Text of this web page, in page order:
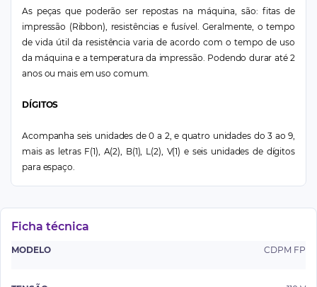
As peças que poderão ser repostas na máquina, são: fitas de
impressão (Ribbon), resistências e fusível. Geralmente, o tempo
de vida útil da resistência varia de acordo com o tempo de uso
da máquina e a temperatura da impressão. Podendo durar até 2
anos ou mais em uso comum.
DÍGITOS
Acompanha seis unidades de 0 a 2, e quatro unidades do 3 ao 9,
mais as letras F(1), A(2), B(1), L(2), V(1) e seis unidades de dígitos
para espaço.
Ficha técnica
MODELO CDPM FP